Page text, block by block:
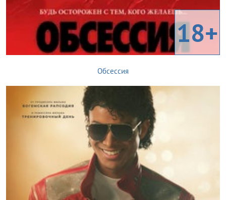
18+
Обсессия